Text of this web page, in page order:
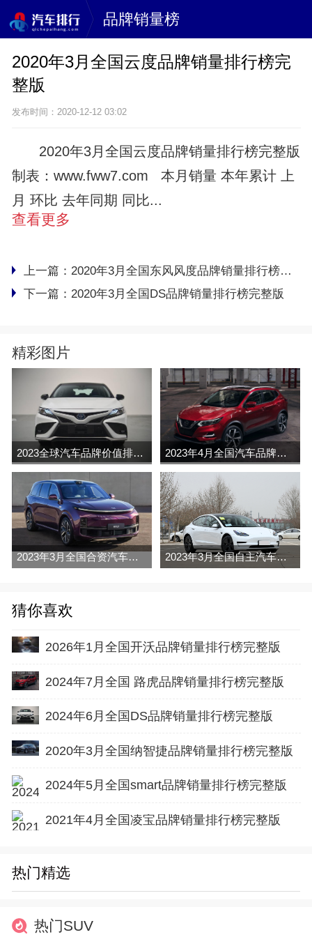
品牌销量榜
2020年3月全国云度品牌销量排行榜完
整版
发布时间：2020-12-12 03:02
2020年3月全国云度品牌销量排行榜完整版
制表：www.fww7.com 本月销量 本年累计 上
月 环比 去年同期 同比...
查看更多
上一篇： 2020年3月全国东风风度品牌销量排行榜完整版
下一篇： 2020年3月全国DS品牌销量排行榜完整版
精彩图片
2023全球汽车品牌价值排行榜（Brand Finance 2023年4月全国汽车品牌销量排行榜完整版
2023年3月全国合资汽车品牌销量排行榜完整版 2023年3月全国自主汽车品牌销量排行榜完整版
猜你喜欢
2026年1月全国开沃品牌销量排行榜完整版
2024年7月全国 路虎品牌销量排行榜完整版
2024年6月全国DS品牌销量排行榜完整版
2020年3月全国纳智捷品牌销量排行榜完整版
2024年5月全国smart品牌销量排行榜完整版
2021年4月全国凌宝品牌销量排行榜完整版
热门精选
热门SUV